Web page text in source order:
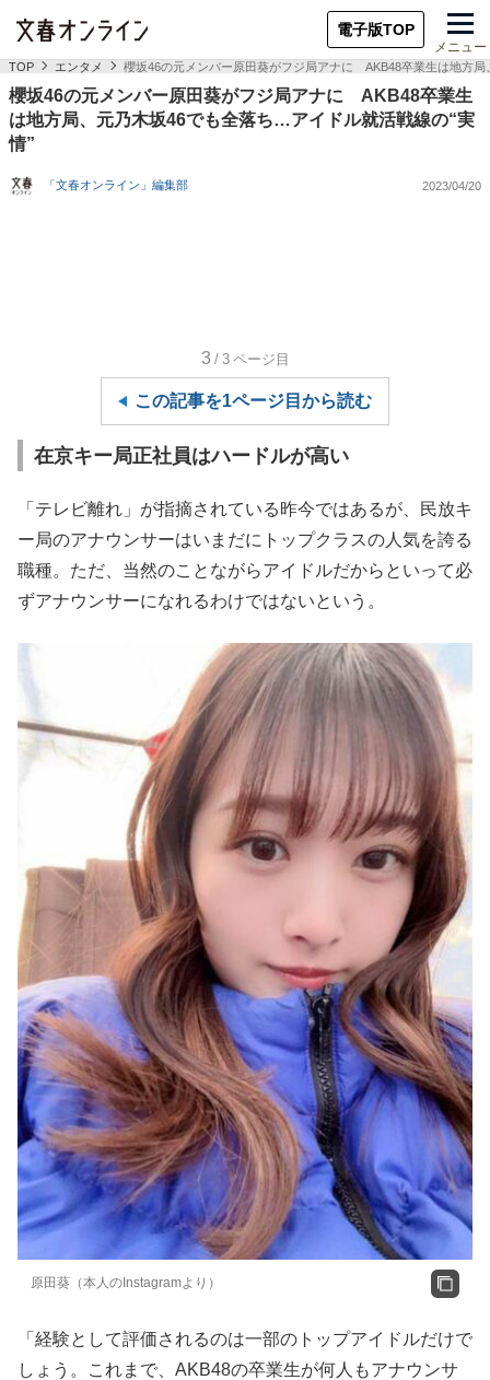
電子版TOP
メニュー
TOP エンタメ 櫻坂46の元メンバー原田葵がフジ局アナに AKB48卒業生は地方
櫻坂46の元メンバー原田葵がフジ局アナに AKB48卒業生
は地方局、元乃木坂46でも全落ち…アイドル就活戦線の“実
情”
「文春オンライン」編集部 2023/04/20
3 /3 ページ目
この記事を1ページ目から読む
在京キー局正社員はハードルが高い
「テレビ離れ」が指摘されている昨今ではあるが、民放キ
ー局のアナウンサーはいまだにトップクラスの人気を誇る
職種。ただ、当然のことながらアイドルだからといって必
ずアナウンサーになれるわけではないという。
原田葵（本人のInstagramより）
「経験として評価されるのは一部のトップアイドルだけで
しょう。これまで、AKB48の卒業生が何人もアナウンサ